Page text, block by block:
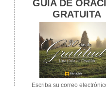
ramera. Y
Jefté.
2 Y la
dio hijos; y
mujer crecieron,